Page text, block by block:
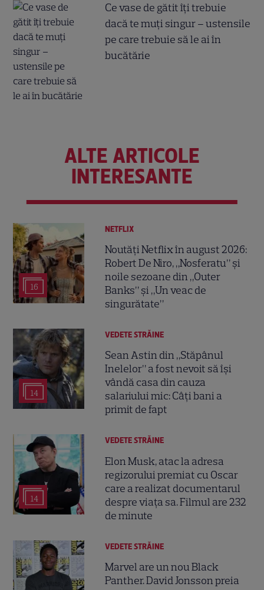
Ce vase de gătit îți trebuie
dacă te muți singur – ustensile
pe care trebuie să le ai în
bucătărie
ALTE ARTICOLE
INTERESANTE
16
NETFLIX
Noutăți Netflix în august 2026:
Robert De Niro, „Nosferatu” și
noile sezoane din „Outer
Banks” și „Un veac de
singurătate”
14
VEDETE STRĂINE
Sean Astin din „Stăpânul
Inelelor” a fost nevoit să își
vândă casa din cauza
salariului mic: Câți bani a
primit de fapt
14
VEDETE STRĂINE
Elon Musk, atac la adresa
regizorului premiat cu Oscar
care a realizat documentarul
despre viața sa. Filmul are 232
de minute
VEDETE STRĂINE
Marvel are un nou Black
Panther. David Jonsson preia